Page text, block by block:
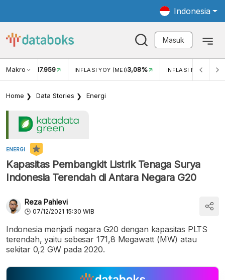
Indonesia
Masuk
Makro
USD/IDR 17.959 INFLASI YOY (MEI)3,08% INFLASI MOM (MEI)
Home Data Stories Energi
ENERGI
Kapasitas Pembangkit Listrik Tenaga Surya
Indonesia Terendah di Antara Negara G20
Reza Pahlevi
07/12/2021 15:30 WIB
Indonesia menjadi negara G20 dengan kapasitas PLTS
terendah, yaitu sebesar 171,8 Megawatt (MW) atau
sekitar 0,2 GW pada 2020.